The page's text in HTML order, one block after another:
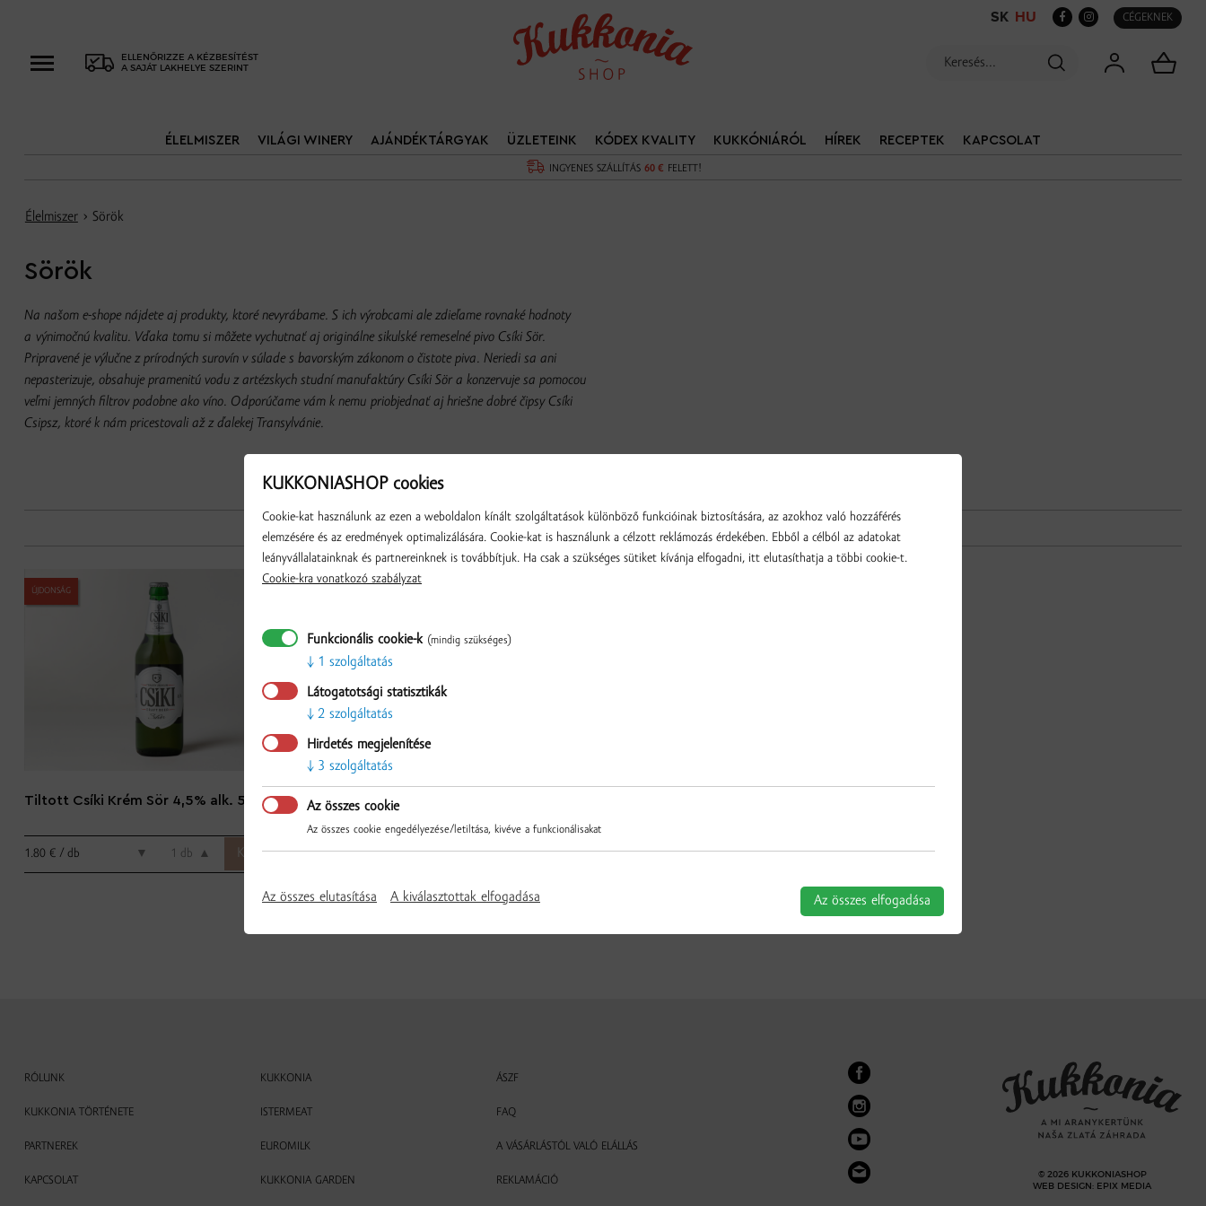
CÉGEKNEK
ELLENŐRIZZE A KÉZBESÍTÉST
A SAJÁT LAKHELYE SZERINT
SK HU
INGYENES SZÁLLÍTÁS 60 € FELETT!
ÉLELMISZER VILÁGI WINERY AJÁNDÉKTÁRGYAK ÜZLETEINK KÓDEX KVALITY KUKKÓNIÁRÓL HÍREK RECEPTEK KAPCSOLAT
Élelmiszer › Sörök
Sörök
Na našom e-shope nájdete aj produkty, ktoré nevyrábame. S ich výrobcami ale zdieľame rovnaké hodnoty
a výnimočnú kvalitu. Vďaka tomu si môžete vychutnať aj originálne sikulské remeselné pivo Csíki Sör.
Pripravené je výlučne z prírodných surovín v súlade s bavorským zákonom o čistote piva. Neriedi sa ani
nepasterizuje, obsahuje pramenitú vodu z artézskych studní manufaktúry Csíki Sör a konzervuje sa pomocou
veľmi jemných filtrov podobne ako víno. Odporúčame vám k nemu priobjednať aj hriešne dobré čipsy Csíki
Csipsz, ktoré k nám pricestovali až z ďalekej Transylvánie.
SÖRÖK
ÚJDONSÁG
Tiltott Csíki Krém Sör 4,5% alk. 500 ml
1.80 € / db ▼ db ▲
Tiltott Csíki sör 6% alk. 500 ml
1.89 € / db ▼ db ▲
RÓLUNK
KUKKONIA TÖRTÉNETE
PARTNEREK
KAPCSOLAT
KUKKONIA
ISTERMEAT
EUROMILK
KUKKONIA GARDEN
ÁSZF
FAQ
A VÁSÁRLÁSTÓL VALÓ ELÁLLÁS
REKLAMÁCIÓ
© 2026 KUKKONIASHOP
WEB DESIGN: EPIX MEDIA
KUKKONIASHOP cookies
Cookie-kat használunk az ezen a weboldalon kínált szolgáltatások különböző funkcióinak biztosítására, az azokhoz való hozzáférés
elemzésére és az eredmények optimalizálására. Cookie-kat is használunk a célzott reklámozás érdekében. Ebből a célból az adatokat
leányvállalatainknak és partnereinknek is továbbítjuk. Ha csak a szükséges sütiket kívánja elfogadni, itt elutasíthatja a többi cookie-t.
Cookie-kra vonatkozó szabályzat
Funkcionális cookie-k (mindig szükséges)
1 szolgáltatás
Látogatotsági statisztikák
2 szolgáltatás
Hirdetés megjelenítése
3 szolgáltatás
Az összes cookie
Az összes cookie engedélyezése/letiltása, kivéve a funkcionálisakat
Az összes elutasítása A kiválasztottak elfogadása Az összes elfogadása